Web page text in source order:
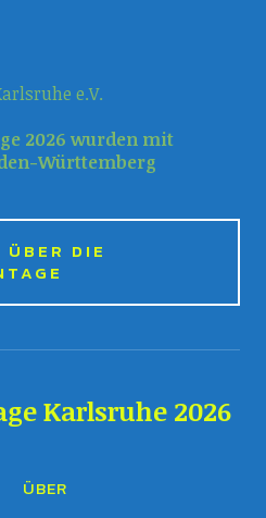
e.V.
2026 wurden mit
Württemberg
ÜBER DIE
Karlsruhe 2026
ÜBER